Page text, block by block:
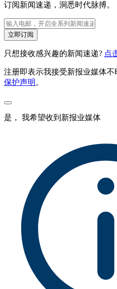
订阅新闻速递，洞悉时代脉搏。
立即订阅
只想接收感兴趣的新闻速递? 点
注册即表示我接受新报业媒体不
保护声明。
是， 我希望收到新报业媒体